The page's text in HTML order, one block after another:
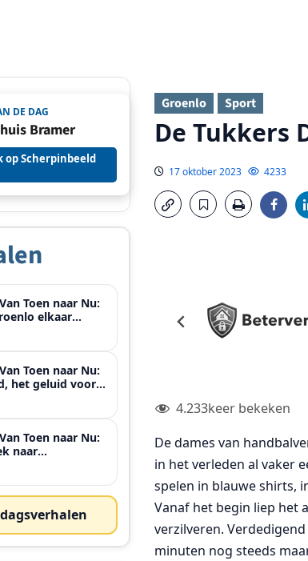
Groenlo Sport
De Tukkers
17 oktober 2023 4233
4.233keer bekeken
De dames van
in het verleden al vaker
spelen in blauwe shirts,
Vanaf het begin liep het
verzilveren.
minuten nog steeds
DE DAG
Bramer
op Scherpinbeeld
Toen naar Nu:
elkaar
Toen naar Nu:
het geluid voor
Toen naar Nu:
naar